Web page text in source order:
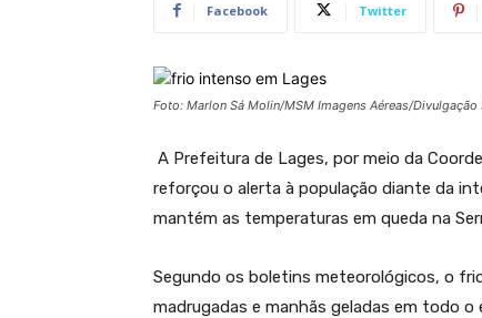
Facebook Twitter
Foto: Marlon Sá Molin/MSM Imagens Aéreas/Divulgação
A Prefeitura de Lages, por meio da
reforçou o alerta à população diante da
mantém as temperaturas em queda na
Segundo os boletins meteorológicos, o
madrugadas e manhãs geladas em todo